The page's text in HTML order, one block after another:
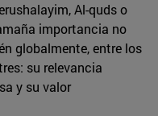
Al-quds o
importancia no
globalmente, entre los
su relevancia
y su valor